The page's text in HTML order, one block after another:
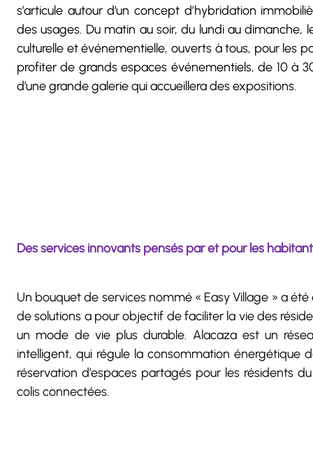
s’articule autour d’un concept d’hybridation
des usages. Du matin au soir, du lundi au
culturelle et événementielle, ouverts à tous, pour les
profiter de grands espaces événementiels, de 10 à
d’une grande galerie qui accueillera des expositions.
Des services innovants pensés par et pour les
Un bouquet de services nommé « Easy Village » a
de solutions a pour objectif de faciliter la vie des
un mode de vie plus durable. Alacaza est un
intelligent, qui régule la consommation
réservation d’espaces partagés pour les résidents
colis connectées.